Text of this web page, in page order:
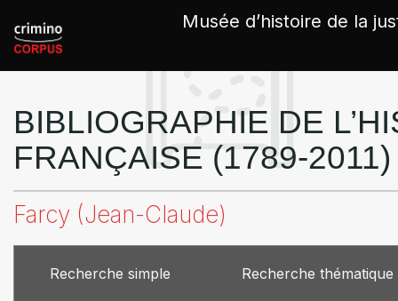
Musée d’histoire de la
BIBLIOGRAPHIE DE
FRANÇAISE (1789-2011)
Farcy (Jean-Claude)
Recherche simple Recherche thématique
Panneau de gestion des cookies